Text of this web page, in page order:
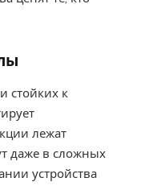
стойких к
лежат
даже в сложных
устройства